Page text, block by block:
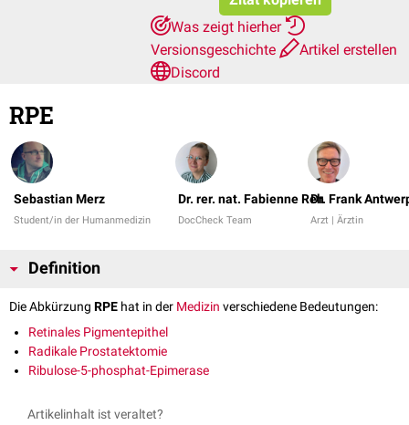
Was zeigt hierher
Versionsgeschichte
Artikel erstellen
Discord
RPE
Sebastian Merz
Student/in der Humanmedizin
Dr. rer. nat. Fabienne Reh
DocCheck Team
Dr. Frank
Arzt | Ärztin
Definition
Die Abkürzung RPE hat in der Medizin verschiedene Bedeutungen:
Retinales Pigmentepithel
Radikale Prostatektomie
Ribulose-5-phosphat-Epimerase
Artikelinhalt ist veraltet?